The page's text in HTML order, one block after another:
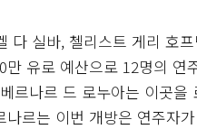
다 실바, 첼리스트 게리 호
유로 예산으로 12명의 연
르나르 드 로누아는 이곳을
르는 이번 개방은 연주자